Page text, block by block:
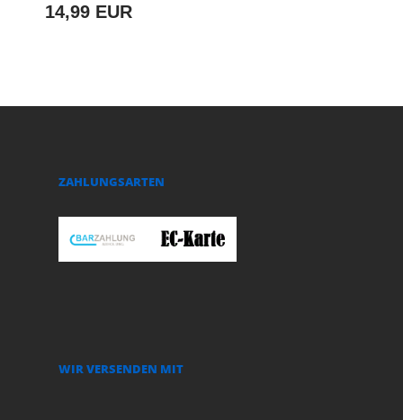
14,99 EUR
ZAHLUNGSARTEN
WIR VERSENDEN MIT